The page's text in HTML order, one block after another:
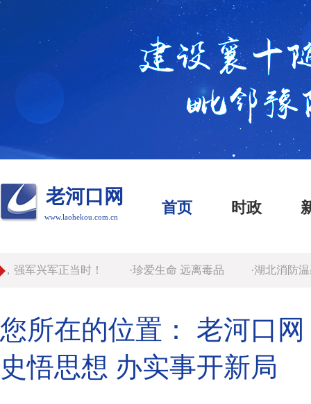
老河口网
www.laohekou.com.cn
首页 时政
军兴军正当时！ ·珍爱生命 远离毒品 ·湖北消防温
您所在的位置： 老河口网
史悟思想 办实事开新局